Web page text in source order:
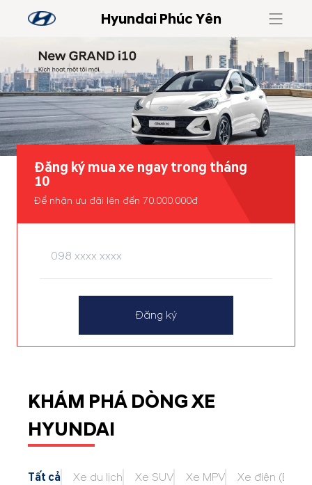
Hyundai Phúc Yên
Đăng ký mua xe ngay trong tháng
10
Để nhận ưu đãi lên đến 70.000.000đ
Đăng ký
KHÁM PHÁ DÒNG XE
HYUNDAI
Tất cả Xe du lịch Xe SUV Xe MPV Xe điện (EV)